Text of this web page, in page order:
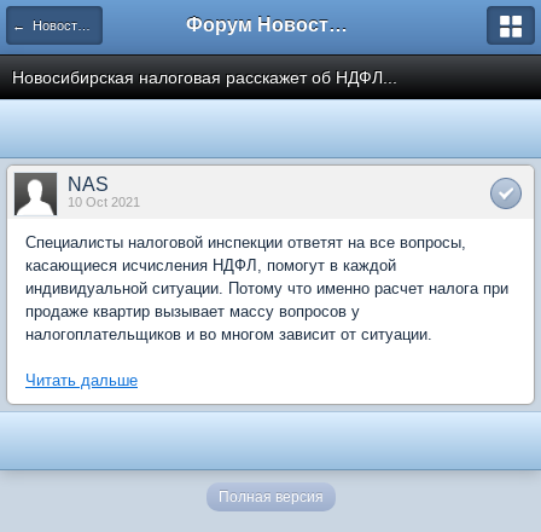
← Новости рынка недвижимости Форум Новостройки
Новосибирская налоговая расскажет об НДФЛ...
NAS
10 Oct 2021
Специалисты налоговой инспекции ответят на все вопросы,
касающиеся исчисления НДФЛ, помогут в каждой
индивидуальной ситуации. Потому что именно расчет налога при
продаже квартир вызывает массу вопросов у
налогоплательщиков и во многом зависит от ситуации.
Читать дальше
Полная версия